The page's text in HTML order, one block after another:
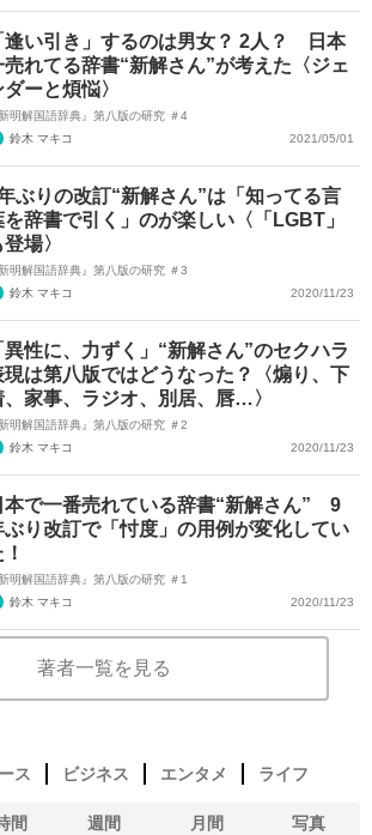
逢い引き」するのは男女？ 2人？ 日本
売れてる辞書“新解さん”が考えた〈ジェ
ダーと煩悩〉
新明解国語辞典』第八版の研究 ＃4
鈴木 マキコ
2021/05/01
ぶりの改訂“新解さん”は「知ってる言
を辞書で引く」のが楽しい〈「LGBT」
登場〉
新明解国語辞典』第八版の研究 ＃3
鈴木 マキコ
2020/11/23
異性に、力ずく」“新解さん”のセクハラ
現は第八版ではどうなった？〈煽り、下
、家事、ラジオ、別居、唇…〉
新明解国語辞典』第八版の研究 ＃2
鈴木 マキコ
2020/11/23
本で一番売れている辞書“新解さん” 9
ぶり改訂で「忖度」の用例が変化してい
新明解国語辞典』第八版の研究 ＃1
鈴木 マキコ
2020/11/23
著者一覧を見る
ス ビジネス エンタメ ライフ
間 週間 月間 写真